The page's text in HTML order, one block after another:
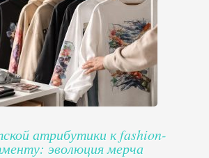
атрибутики к fashion-
эволюция мерча